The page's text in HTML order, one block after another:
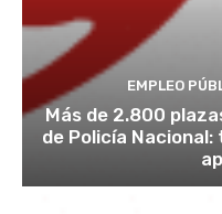
EMPLEO
Más de 2.800
de Policía